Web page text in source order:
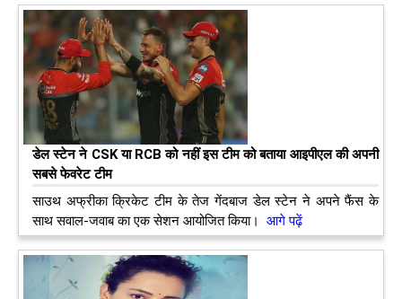
डेल स्टेन ने CSK या RCB को नहीं इस टीम को बताया आइपीएल की अपनी
सबसे फेवरेट टीम
साउथ अफ्रीका क्रिकेट टीम के तेज गेंदबाज डेल स्टेन ने अपने फैंस के
साथ सवाल-जवाब का एक सेशन आयोजित किया।
आगे पढ़ें